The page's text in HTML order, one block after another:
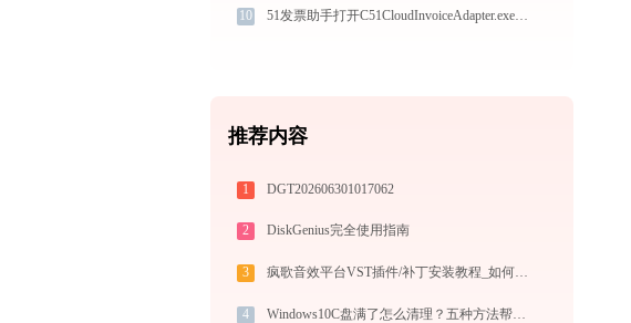
10 51发票助手打开C51CloudInvoiceAdapter.exe提示0xc0000017错误码怎么办
推荐内容
1 DGT202606301017062
2 DiskGenius完全使用指南
3 疯歌音效平台VST插件/补丁安装教程_如何加载插件效果包
4 Windows10C盘满了怎么清理？五种方法帮你解决问题